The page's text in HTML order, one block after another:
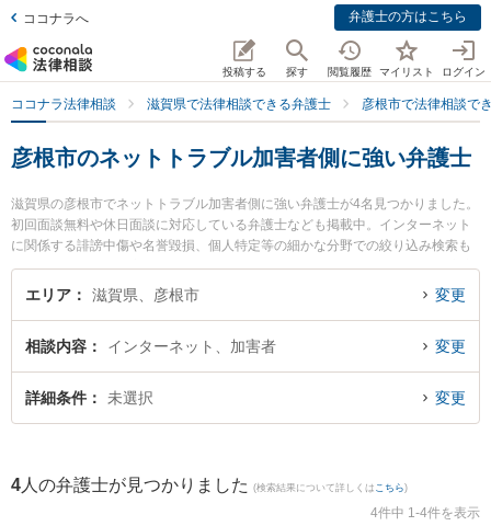
ココナラへ 弁護士の方はこちら
投稿する 探す 閲覧履歴 マイリスト ログイン
ココナラ法律相談 滋賀県で法律相談できる弁護士 彦根市で法律相談で
彦根市のネットトラブル加害者側に強い弁護士
滋賀県の彦根市でネットトラブル加害者側に強い弁護士が4名見つかりました。
初回面談無料や休日面談に対応している弁護士なども掲載中。インターネット
に関係する誹謗中傷や名誉毀損、個人特定等の細かな分野での絞り込み検索も
でき便利です。特に彦根法律事務所の林 直樹弁護士や彩明法律事務所の二之宮
健治弁護士、南彦根法律事務所の鈴木 司弁護士のプロフィール情報や弁護士費
用、強みなどが注目されています。『彦根市で土日や夜間に発生したネットト
加害者側のトラブル解決の実績豊富な近くの弁護士を検索したい』『初回相談
無料でネットトラブル加害者側を法律相談できる彦根市内の弁護士に相談予約
したい』などでお困りの相談者さんにおすすめです。
エリア 滋賀県、彦根市 変更
相談内容 インターネット、加害者 変更
詳細条件 未選択 変更
4 人の弁護士が見つかりました (検索結果について詳しくは こちら)
4件中 1-4件を表示